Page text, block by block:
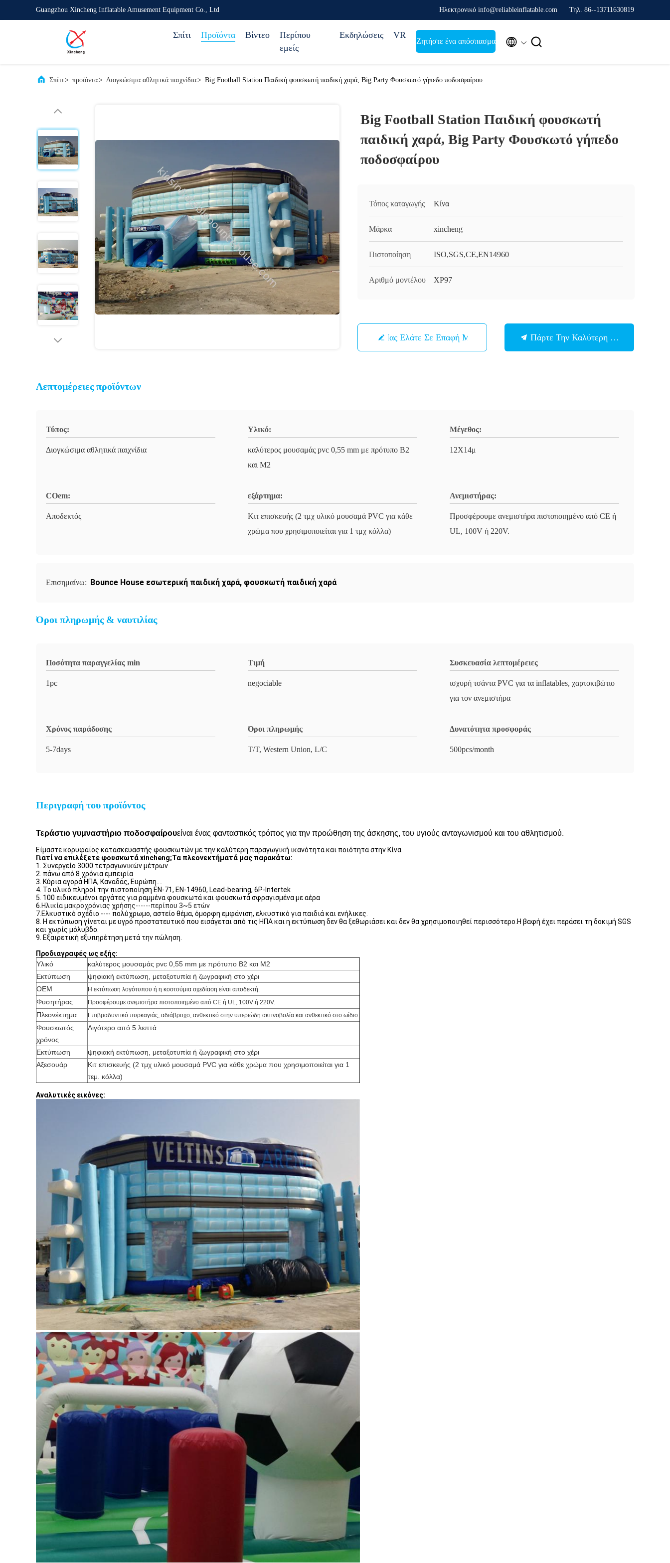
Guangzhou Xincheng Inflatable Amusement Equipment Co., Ltd Ηλεκτρονικό info@reliableinflatable.com Τηλ. 86--13711630819
Σπίτι Προϊόντα Βίντεο
Περίπου
εμείς
Εκδηλώσεις VR
Ζητήστε ένα απόσπασμα  
Σπίτι> προϊόντα> Διογκώσιμα αθλητικά παιχνίδια> Big Football Station Παιδική φουσκωτή παιδική χαρά, Big Party Φουσκωτό γήπεδο ποδοσφαίρου
Big Football Station Παιδική φουσκωτή
παιδική χαρά, Big Party Φουσκωτό γήπεδο
ποδοσφαίρου
Τόπος καταγωγής Κίνα
Μάρκα xincheng
Πιστοποίηση ISO,SGS,CE,EN14960
Αριθμό μοντέλου XP97
Μας Ελάτε Σε Επαφή Με Πάρτε Την Καλύτερη Τιμή
Λεπτομέρειες προϊόντων
Τύπος:
Διογκώσιμα αθλητικά παιχνίδια
Υλικό:
καλύτερος μουσαμάς pvc 0,55 mm με πρότυπο B2
και M2
Μέγεθος:
12Χ14μ
COem:
Αποδεκτός
εξάρτημα:
Κιτ επισκευής (2 τμχ υλικό μουσαμά PVC για κάθε
χρώμα που χρησιμοποιείται για 1 τμχ κόλλα)
Ανεμιστήρας:
Προσφέρουμε ανεμιστήρα πιστοποιημένο από CE ή
UL, 100V ή 220V.
Επισημαίνω: Bounce House εσωτερική παιδική χαρά, φουσκωτή παιδική χαρά
Όροι πληρωμής & ναυτιλίας
Ποσότητα παραγγελίας min
1pc
Τιμή
negociable
Συσκευασία λεπτομέρειες
ισχυρή τσάντα PVC για τα inflatables, χαρτοκιβώτιο
για τον ανεμιστήρα
Χρόνος παράδοσης
5-7days
Όροι πληρωμής
T/T, Western Union, L/C
Δυνατότητα προσφοράς
500pcs/month
Περιγραφή του προϊόντος
Τεράστιο γυμναστήριο ποδοσφαίρουείναι ένας φανταστικός τρόπος για την προώθηση της άσκησης, του υγιούς ανταγωνισμού και του αθλητισμού.
Είμαστε κορυφαίος κατασκευαστής φουσκωτών με την καλύτερη παραγωγική ικανότητα και ποιότητα στην Κίνα.
Γιατί να επιλέξετε φουσκωτά xincheng;Τα πλεονεκτήματά μας παρακάτω:
1. Συνεργείο 3000 τετραγωνικών μέτρων
2. πάνω από 8 χρόνια εμπειρία
3. Κύρια αγορά ΗΠΑ, Καναδάς, Ευρώπη....
4. Το υλικό πληροί την πιστοποίηση EN-71, EN-14960, Lead-bearing, 6P-Intertek
5. 100 ειδικευμένοι εργάτες για ραμμένα φουσκωτά και φουσκωτά σφραγισμένα με αέρα
6. Ηλικία μακροχρόνιας χρήσης------περίπου 3~5 ετών
7. Ελκυστικό σχέδιο ---- πολύχρωμο, αστείο θέμα, όμορφη εμφάνιση, ελκυστικό για παιδιά και ενήλικες.
8. Η εκτύπωση γίνεται με υγρό προστατευτικό που εισάγεται από τις ΗΠΑ και η εκτύπωση δεν θα ξεθωριάσει και δεν θα χρησιμοποιηθεί περισσότερο.Η βαφή έχει περάσει τη δοκιμή SGS
και χωρίς μόλυβδο.
9. Εξαιρετική εξυπηρέτηση μετά την πώληση.
Προδιαγραφές ως εξής:
Υλικό
καλύτερος μουσαμάς pvc 0,55 mm με πρότυπο B2 και M2
Εκτύπωση
ψηφιακή εκτύπωση, μεταξοτυπία ή ζωγραφική στο χέρι
OEM
Η εκτύπωση λογότυπου ή η κοστούμια σχεδίαση είναι αποδεκτή.
Φυσητήρας Προσφέρουμε ανεμιστήρα πιστοποιημένο από CE ή UL, 100V ή 220V.
Πλεονέκτημα Επιβραδυντικό πυρκαγιάς, αδιάβροχο, ανθεκτικό στην υπεριώδη ακτινοβολία και ανθεκτικό στο ωίδιο
Φουσκωτός
χρόνος
Λιγότερο από 5 λεπτά
Εκτύπωση
ψηφιακή εκτύπωση, μεταξοτυπία ή ζωγραφική στο χέρι
Αξεσουάρ
Κιτ επισκευής (2 τμχ υλικό μουσαμά PVC για κάθε χρώμα που χρησιμοποιείται για 1
τεμ. κόλλα)
Αναλυτικές εικόνες: